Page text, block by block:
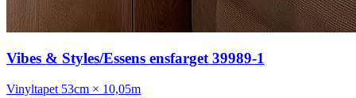
Vibes & Styles/Essens ensfarget 39989-1
Vinyltapet 53cm × 10,05m